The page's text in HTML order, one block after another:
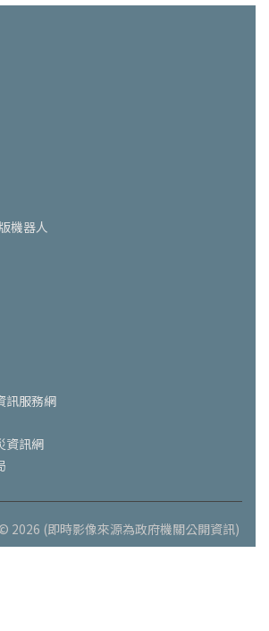
機器人
訊服務網
資訊網
2026 (即時影像來源為政府機關公開資訊)